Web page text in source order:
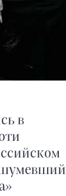
в